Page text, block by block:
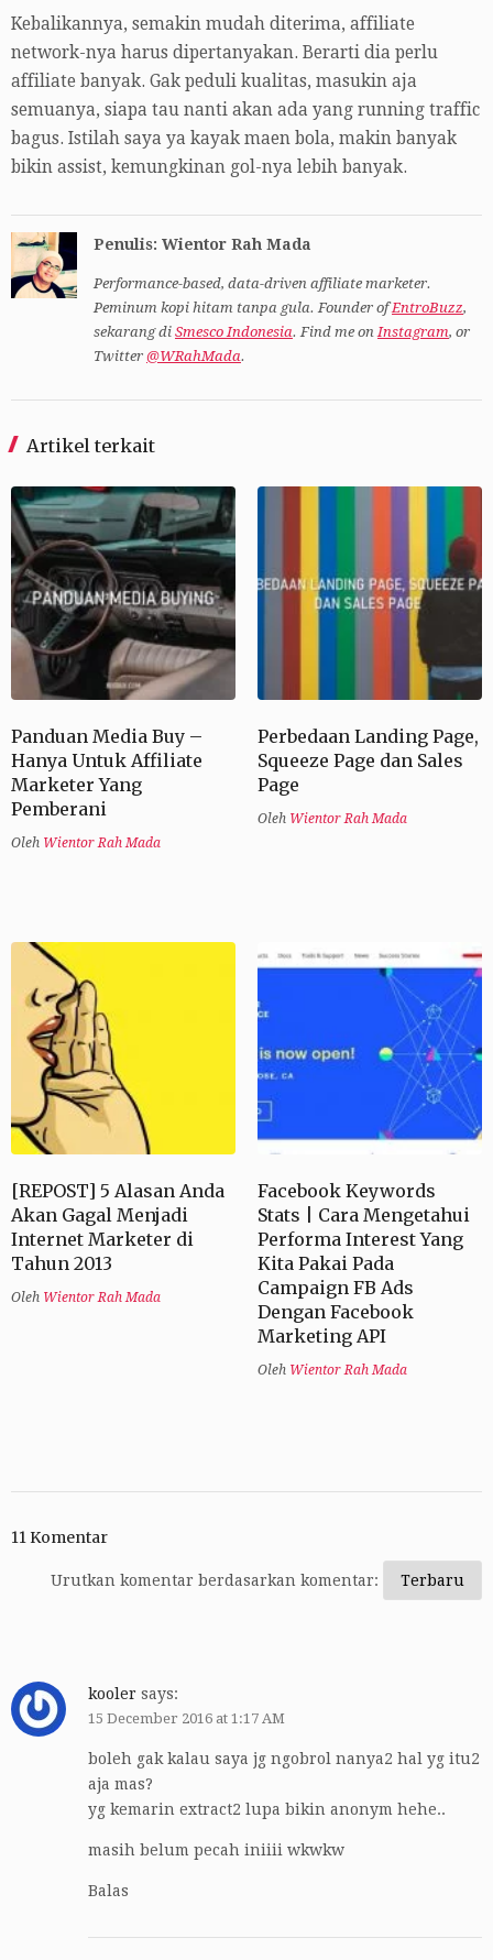
Kebalikannya, semakin mudah diterima, affiliate
network-nya harus dipertanyakan. Berarti dia perlu
affiliate banyak. Gak peduli kualitas, masukin aja
semuanya, siapa tau nanti akan ada yang running traffic
bagus. Istilah saya ya kayak maen bola, makin banyak
bikin assist, kemungkinan gol-nya lebih banyak.
Penulis: Wientor Rah Mada
Performance-based, data-driven affiliate marketer.
Peminum kopi hitam tanpa gula. Founder ofEntroBuzz,
sekarang di Smesco Indonesia. Find me on Instagram, or
Twitter @WRahMada.
Artikel terkait
Panduan Media Buy –
Hanya Untuk Affiliate
Marketer Yang
Pemberani
Oleh Wientor Rah Mada
Perbedaan Landing Page,
Squeeze Page dan Sales
Page
Oleh Wientor Rah Mada
[REPOST] 5 Alasan Anda
Akan Gagal Menjadi
Internet Marketer di
Tahun 2013
Oleh Wientor Rah Mada
Facebook Keywords
Stats | Cara Mengetahui
Performa Interest Yang
Kita Pakai Pada
Campaign FB Ads
Dengan Facebook
Marketing API
Oleh Wientor Rah Mada
11 Komentar
Urutkan komentar berdasarkan komentar:
kooler says:
15 December 2016 at 1:17 AM
boleh gak kalau saya jg ngobrol nanya2 hal yg itu2
aja mas?
yg kemarin extract2 lupa bikin anonym hehe..
masih belum pecah iniiii wkwkw
Balas